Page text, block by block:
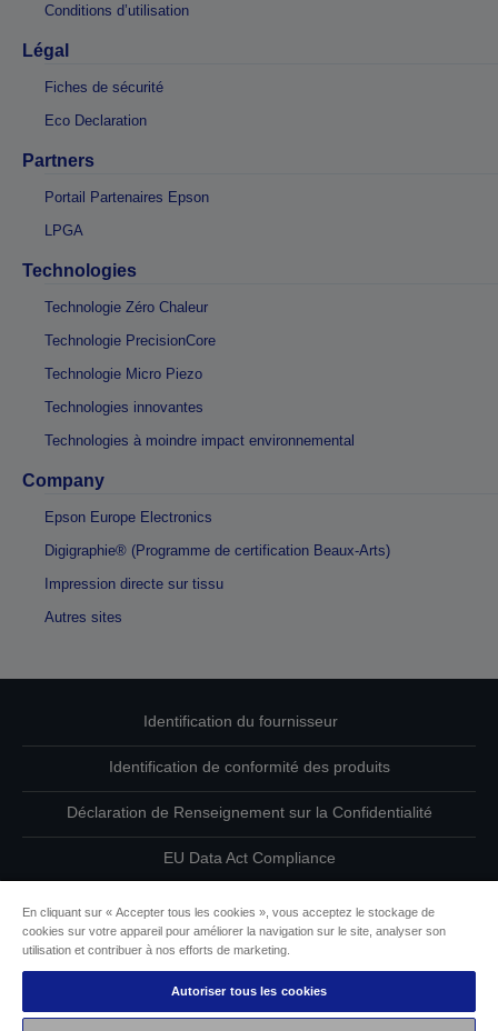
Conditions d’utilisation
Légal
Fiches de sécurité
Eco Declaration
Partners
Portail Partenaires Epson
LPGA
Technologies
Technologie Zéro Chaleur
Technologie PrecisionCore
Technologie Micro Piezo
Technologies innovantes
Technologies à moindre impact environnemental
Company
Epson Europe Electronics
Digigraphie® (Programme de certification Beaux-Arts)
Impression directe sur tissu
Autres sites
Identification du fournisseur
Identification de conformité des produits
Déclaration de Renseignement sur la Confidentialité
EU Data Act Compliance
Informations sur les cookies
L’engagement d’Epson pour l’accessibilité
En cliquant sur « Accepter tous les cookies », vous acceptez le stockage de
cookies sur votre appareil pour améliorer la navigation sur le site, analyser son
utilisation et contribuer à nos efforts de marketing.
Autoriser tous les cookies